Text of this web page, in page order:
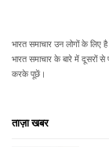
भारत समाचार उन लोगों के लिए
भारत समाचार के बारे में दूसरों
करके पूछें।
ताज़ा खबर